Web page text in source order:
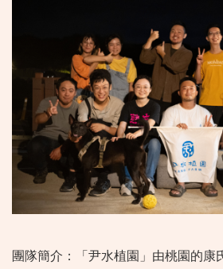
團隊簡介：「尹水植園」由桃園的康